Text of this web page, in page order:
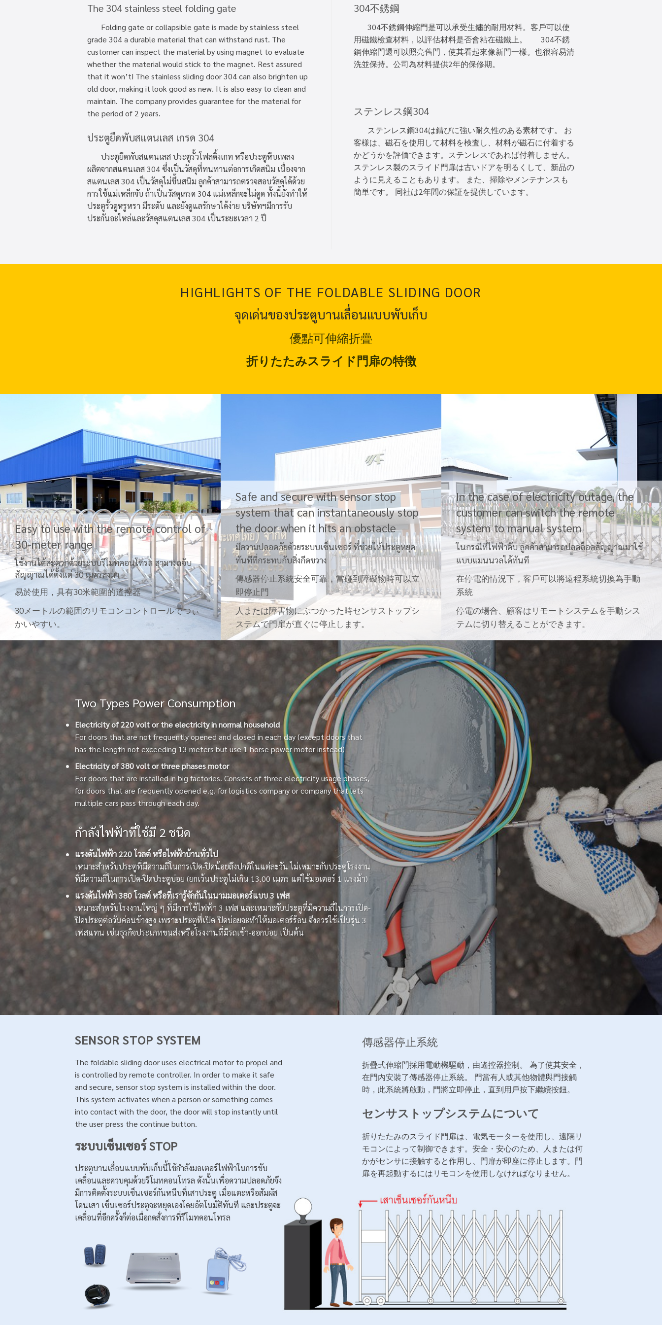
The 304 stainless steel folding gate
Folding gate or collapsible gate is made by stainless steel
grade 304 a durable material that can withstand rust. The
customer can inspect the material by using magnet to evaluate
whether the material would stick to the magnet. Rest assured
that it won’t! The stainless sliding door 304 can also brighten up
old door, making it look good as new. It is also easy to clean and
maintain. The company provides guarantee for the material for
the period of 2 years.
ประตูยืดพับสแตนเลส เกรด 304
ประตูยืดพับสแตนเลส ประตูรั้วโฟลดิ้งเกท หรือประตูหีบเพลง
ผลิตจากสแตนเลส 304 ซึ่งเป็นวัสดุที่ทนทานต่อการเกิดสนิม เนื่องจาก
สแตนเลส 304 เป็นวัสดุไม่ขึ้นสนิม ลูกค้าสามารถตรวจสอบวัสดุได้ด้วย
การใช้แม่เหล็กจับ ถ้าเป็นวัสดุเกรด 304 แม่เหล็กจะไม่ดูด ทั้งนี้ยังทำให้
ประตูรั้วดูหรูหรา มีระดับ และยังดูแลรักษาได้ง่าย บริษัทฯมีการรับ
ประกันอะไหล่และวัสดุสแตนเลส 304 เป็นระยะเวลา 2 ปี
304不銹鋼
304不銹鋼伸縮門是可以承受生鏽的耐用材料。客戶可以使
用磁鐵檢查材料，以評估材料是否會粘在磁鐵上。 304不銹
鋼伸縮門還可以照亮舊門，使其看起來像新門一樣。也很容易清
洗並保持。公司為材料提供2年的保修期。
ステンレス鋼304
ステンレス鋼304は錆びに強い耐久性のある素材です。 お
客様は、磁石を使用して材料を検査し、材料が磁石に付着する
かどうかを評価できます。ステンレスであれば付着しません。
ステンレス製のスライド門扉は古いドアを明るくして、新品の
ように見えることもあります。 また、掃除やメンテナンスも
簡単です。 同社は2年間の保証を提供しています。
HIGHLIGHTS OF THE FOLDABLE SLIDING DOOR
จุดเด่นของประตูบานเลื่อนแบบพับเก็บ
優點可伸縮折疊
折りたたみスライド門扉の特徴
Easy to use with the remote control of
30-meter range
ใช้งานได้สะดวกด้วยระบบรีโมทคอนโทรล สามารถจับ
สัญญาณได้ตั้งแต่ 30 เมตรลงมา
易於使用，具有30米範圍的遙控器
30メートルの範囲のリモコンコントロールでつぃ
かいやすい。
Safe and secure with sensor stop
system that can instantaneously stop
the door when it hits an obstacle
มีความปลอดภัยด้วยระบบเซ็นเซอร์ ที่ช่วยให้ประตูหยุด
ทันทีที่กระทบกับสิ่งกีดขวาง
傳感器停止系統安全可靠，當碰到障礙物時可以立
即停止門
人または障害物にぶつかった時センサストップシ
ステムで門扉が直ぐに停止します。
In the case of electricity outage, the
customer can switch the remote
system to manual system
ในกรณีที่ไฟฟ้าดับ ลูกค้าสามารถปลดล็อคสัญญาณมาใช้
แบบแมนนวลได้ทันที
在停電的情況下，客戶可以將遠程系統切換為手動
系統
停電の場合、顧客はリモートシステムを手動シス
テムに切り替えることができます。
Two Types Power Consumption
Electricity of 220 volt or the electricity in normal household
For doors that are not frequently opened and closed in each day (except doors that
has the length not exceeding 13 meters but use 1 horse power motor instead)
Electricity of 380 volt or three phases motor
For doors that are installed in big factories. Consists of three electricity usage phases,
for doors that are frequently opened e.g. for logistics company or company that lets
multiple cars pass through each day.
กำลังไฟฟ้าที่ใช้มี 2 ชนิด
แรงดันไฟฟ้า 220 โวลต์ หรือไฟฟ้าบ้านทั่วไป
เหมาะสำหรับประตูที่มีความถี่ในการเปิด-ปิดน้อยถึงปกติในแต่ละวัน ไม่เหมาะกับประตูโรงงาน
ที่มีความถี่ในการเปิด-ปิดประตูบ่อย (ยกเว้นประตูไม่เกิน 13.00 เมตร แต่ใช้มอเตอร์ 1 แรงม้า)
แรงดันไฟฟ้า 380 โวลต์ หรือที่เรารู้จักกันในนามมอเตอร์แบบ 3 เฟส
เหมาะสำหรับโรงงานใหญ่ ๆ ที่มีการใช้ไฟฟ้า 3 เฟส และเหมาะกับประตูที่มีความถี่ในการเปิด-
ปิดประตูต่อวันค่อนข้างสูง เพราะประตูที่เปิด-ปิดบ่อยจะทำให้มอเตอร์ร้อน จึงควรใช้เป็นรุ่น 3
เฟสแทน เช่นธุรกิจประเภทขนส่งหรือโรงงานที่มีรถเข้า-ออกบ่อย เป็นต้น
SENSOR STOP SYSTEM
The foldable sliding door uses electrical motor to propel and
is controlled by remote controller. In order to make it safe
and secure, sensor stop system is installed within the door.
This system activates when a person or something comes
into contact with the door, the door will stop instantly until
the user press the continue button.
ระบบเซ็นเซอร์ STOP
ประตูบานเลื่อนแบบพับเก็บนี้ใช้กำลังมอเตอร์ไฟฟ้าในการขับ
เคลื่อนและควบคุมด้วยรีโมทคอนโทรล ดังนั้นเพื่อความปลอดภัยจึง
มีการติดตั้งระบบเซ็นเซอร์กันหนีบที่เสาประตู เมื่อแตะหรือสัมผัส
โดนเสา เซ็นเซอร์ประตูจะหยุดเองโดยอัตโนมัติทันที และประตูจะ
เคลื่อนที่อีกครั้งก็ต่อเมื่อกดสั่งการที่รีโมทคอนโทรล
傳感器停止系統
折疊式伸縮門採用電動機驅動，由遙控器控制。 為了使其安全，
在門內安裝了傳感器停止系統。 門當有人或其他物體與門接觸
時，此系統將啟動，門將立即停止，直到用戶按下繼續按鈕。
センサストップシステムについて
折りたたみのスライド門扉は、電気モーターを使用し、遠隔リ
モコンによって制御できます。安全・安心のため、人または何
かがセンサに接触すると作用し、門扉が即座に停止します。門
扉を再起動するにはリモコンを使用しなければなりません。